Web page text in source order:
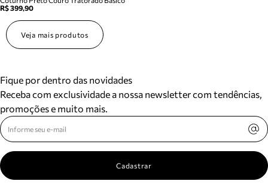
R$ 399,90
Veja mais produtos
Fique por dentro das novidades
Receba com exclusividade a nossa newsletter com tendências,
promoções e muito mais.
Cadastrar